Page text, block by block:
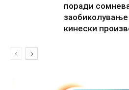
поради
кинески